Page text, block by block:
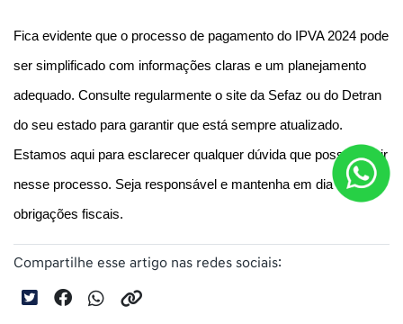
Fica evidente que o processo de pagamento do IPVA 2024 pode
ser simplificado com informações claras e um planejamento
adequado. Consulte regularmente o site da Sefaz ou do Detran
do seu estado para garantir que está sempre atualizado.
Estamos aqui para esclarecer qualquer dúvida que possa surgir
nesse processo. Seja responsável e mantenha em dia as suas
obrigações fiscais.
Compartilhe esse artigo nas redes sociais: